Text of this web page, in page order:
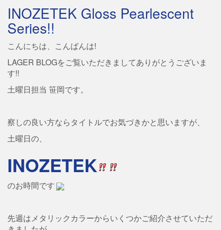
INOZETEK Gloss Pearlescent
Series!!
こんにちは、こんばんは!
LAGER BLOGをご覧いただきましてありがとうございま
す!!
土曜日担当 笹岡です。
察しの良い方ならタイトルでお気づきかと思いますが、
土曜日の、
INOZETEK
のお時間です
先週はメタリックカラーからいくつかご紹介させていただ